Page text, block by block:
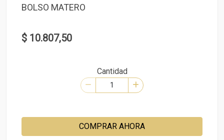
BOLSO MATERO
$ 10.807,50
Cantidad
COMPRAR AHORA